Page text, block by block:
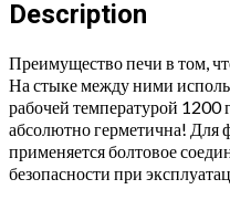
16
(224)
Description
Преимущество печи в том,
На стыке между ними
рабочей температурой 1200
абсолютно герметична! Для
применяется болтовое
безопасности при